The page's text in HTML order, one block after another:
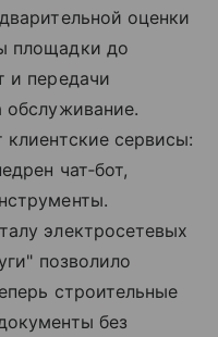
оценки
площадки до
и передачи
обслуживание.
клиентские сервисы:
чат‑бот,
электросетевых
позволило
строительные
без